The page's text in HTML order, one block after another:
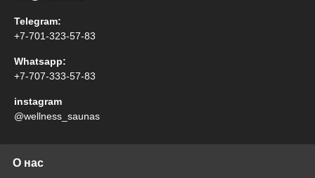
Telegram:
+7-701-323-57-83
Whatsapp:
+7-707-333-57-83
instagram
@wellness_saunas
О нас